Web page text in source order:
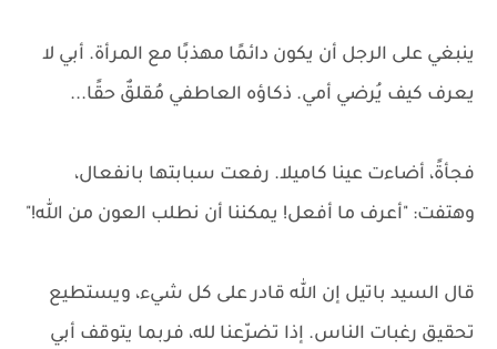
ينبغي على الرجل أن يكون دائمًا مهذبًا مع المرأة. أبي لا
يعرف كيف يُرضي أمي. ذكاؤه العاطفي مُقلقٌ حقًا...
فجأةً، أضاءت عينا كاميلا. رفعت سبابتها بانفعال،
وهتفت: "أعرف ما أفعل! يمكننا أن نطلب العون من الله!"
قال السيد باتيل إن الله قادر على كل شيء، ويستطيع
تحقيق رغبات الناس. إذا تضرّعنا لله، فربما يتوقف أبي